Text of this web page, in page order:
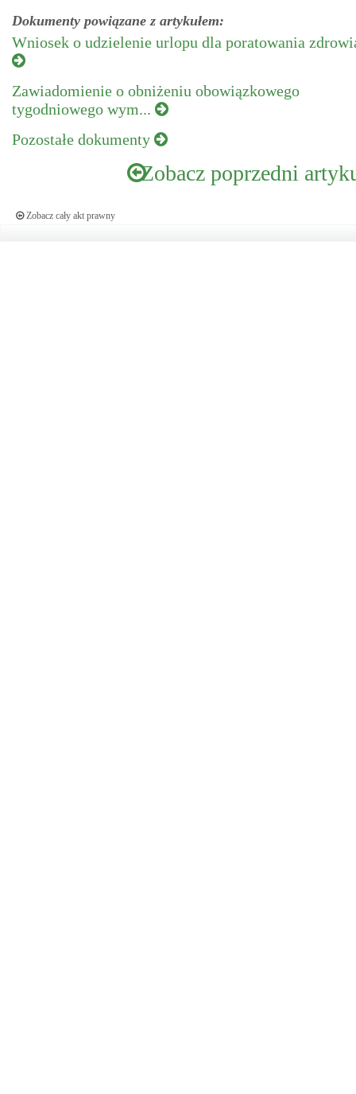
Dokumenty powiązane z artykułem:
Wniosek o udzielenie urlopu dla poratowania
Zawiadomienie o obniżeniu obowiązkowego
tygodniowego wym...
Pozostałe dokumenty
Zobacz poprzedni
Zobacz cały akt prawny